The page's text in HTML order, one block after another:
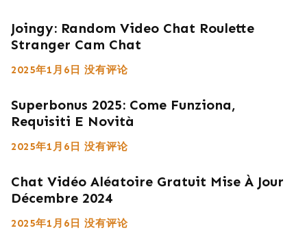
Joingy: Random Video Chat Roulette
Stranger Cam Chat
2025年1月6日 没有评论
Superbonus 2025: Come Funziona,
Requisiti E Novità
2025年1月6日 没有评论
Chat Vidéo Aléatoire Gratuit Mise À Jour
Décembre 2024
2025年1月6日 没有评论